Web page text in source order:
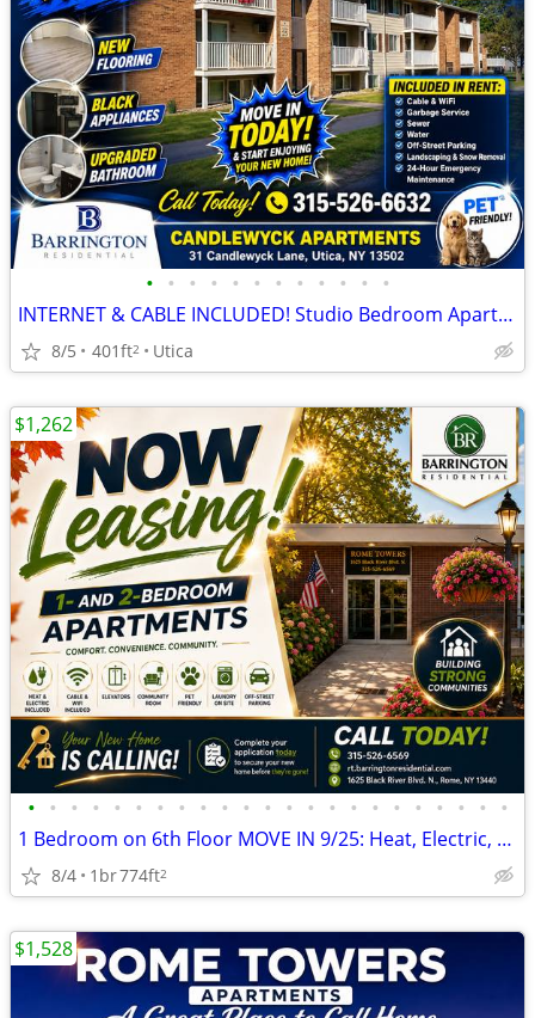
• • • • • • • • • • • •
INTERNET & CABLE INCLUDED! Studio Bedroom Apartments at Candlewyck Apa
8/5 401ft2 Utica
• • • • • • • • • • • • • • • • • • • • • • •
1 Bedroom on 6th Floor MOVE IN 9/25: Heat, Electric, Cable & WiFi Incl
8/4 1br774ft2
$1,262
$1,528